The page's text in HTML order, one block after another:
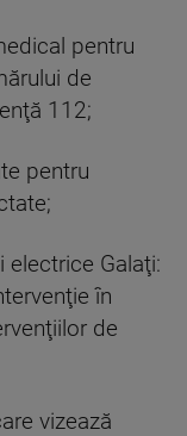
pentru
de
112;
pentru
electrice Galaţi:
în
de
vizează